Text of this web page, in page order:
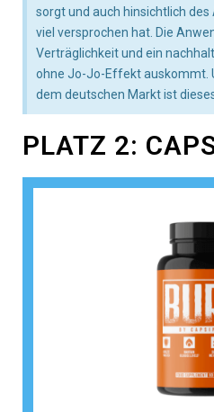
sorgt und auch hinsichtlich
viel versprochen hat. Die
Verträglichkeit und ein
ohne Jo-Jo-Effekt auskommt.
dem deutschen Markt ist
PLATZ 2: